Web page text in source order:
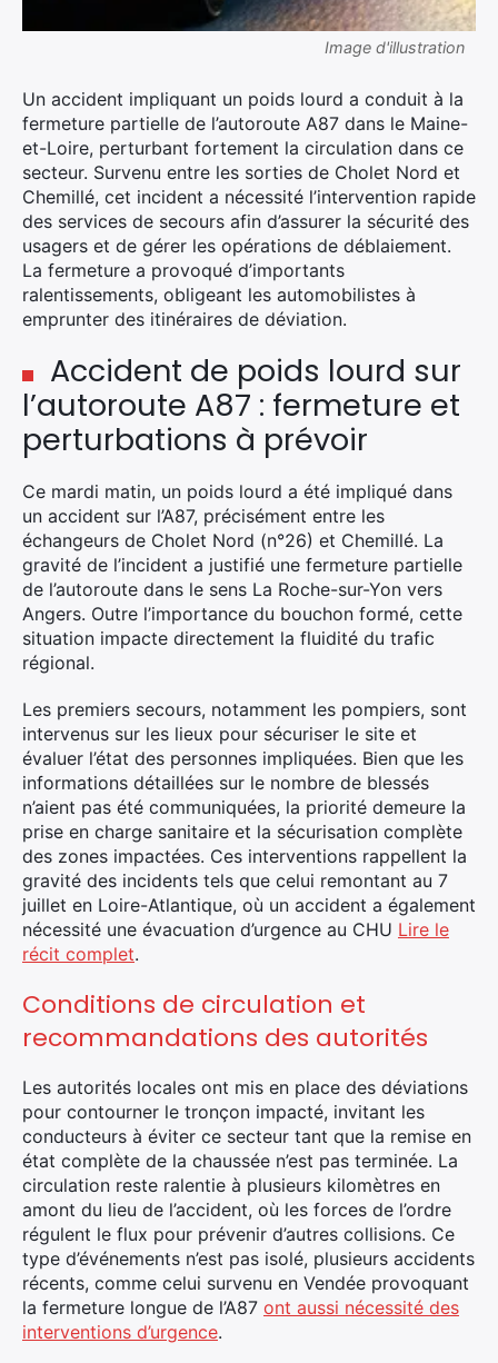
Image d'illustration
Un accident impliquant un poids lourd a conduit à la
fermeture partielle de l’autoroute A87 dans le Maine-
et-Loire, perturbant fortement la circulation dans ce
secteur. Survenu entre les sorties de Cholet Nord et
Chemillé, cet incident a nécessité l’intervention rapide
des services de secours afin d’assurer la sécurité des
usagers et de gérer les opérations de déblaiement.
La fermeture a provoqué d’importants
ralentissements, obligeant les automobilistes à
emprunter des itinéraires de déviation.
Accident de poids lourd sur
l’autoroute A87 : fermeture et
perturbations à prévoir
Ce mardi matin, un poids lourd a été impliqué dans
un accident sur l’A87, précisément entre les
échangeurs de Cholet Nord (n°26) et Chemillé. La
gravité de l’incident a justifié une fermeture partielle
de l’autoroute dans le sens La Roche-sur-Yon vers
Angers. Outre l’importance du bouchon formé, cette
situation impacte directement la fluidité du trafic
régional.
Les premiers secours, notamment les pompiers, sont
intervenus sur les lieux pour sécuriser le site et
évaluer l’état des personnes impliquées. Bien que les
informations détaillées sur le nombre de blessés
n’aient pas été communiquées, la priorité demeure la
prise en charge sanitaire et la sécurisation complète
des zones impactées. Ces interventions rappellent la
gravité des incidents tels que celui remontant au 7
juillet en Loire-Atlantique, où un accident a également
nécessité une évacuation d’urgence au CHU Lire le
récit complet.
Conditions de circulation et
recommandations des autorités
Les autorités locales ont mis en place des déviations
pour contourner le tronçon impacté, invitant les
conducteurs à éviter ce secteur tant que la remise en
état complète de la chaussée n’est pas terminée. La
circulation reste ralentie à plusieurs kilomètres en
amont du lieu de l’accident, où les forces de l’ordre
régulent le flux pour prévenir d’autres collisions. Ce
type d’événements n’est pas isolé, plusieurs accidents
récents, comme celui survenu en Vendée provoquant
la fermeture longue de l’A87 ont aussi nécessité des
interventions d’urgence.